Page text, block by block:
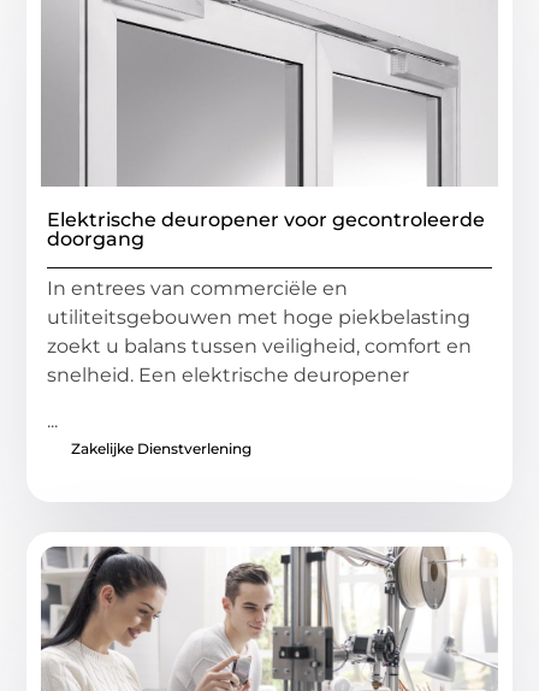
Elektrische deuropener voor gecontroleerde
doorgang
In entrees van commerciële en
utiliteitsgebouwen met hoge piekbelasting
zoekt u balans tussen veiligheid, comfort en
snelheid. Een elektrische deuropener
...
Zakelijke Dienstverlening